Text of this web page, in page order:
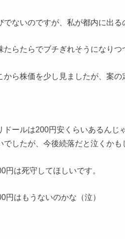
でないのですが、私が都内に出る
たらたらでブチぎれそうになりつ
から株価を少し見ましたが、案の
ドールは200円安くらいあるんじ
でしたが、今後続落だと泣くかも
円は死守してほしいです。
円はもうないのかな（泣）